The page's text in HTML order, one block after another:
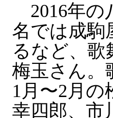
2016年の
名では成駒
るなど、
梅玉さん。
1月〜2月
幸四郎、市